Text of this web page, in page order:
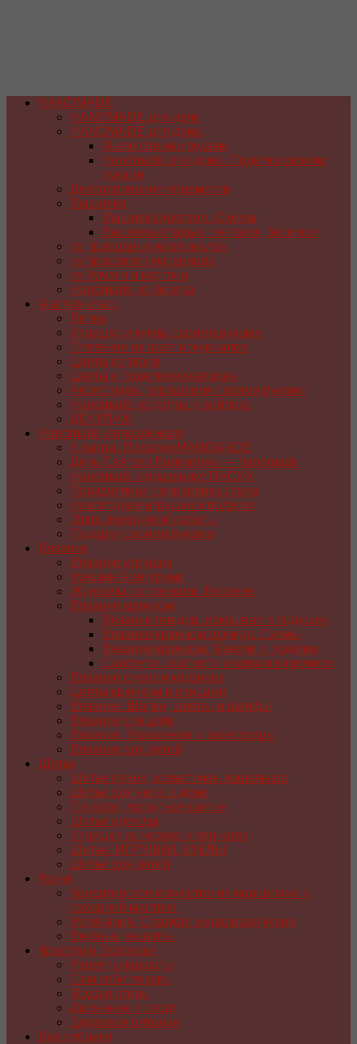
HANDMADE
HANDMADE для дачи
HANDMADE для дома
Мыло своими руками
Handmade для дома. Поделки своими
руками
Декорирование предметов
Вышивка
Вышивка крестом. Схемы
Вышивка гладью, лентами, бисером
из природных материалов
из бросового материала
из бумаги и картона
Handmade из бисера
Мастер-класс
Лепка
Игрушки и куклы своими руками
Плетение из газет и журналов
Цветы из ткани
Цветы и поделки из капрона
Аксессуары, украшения своими руками
Handmade из фетра и войлока
ДЕКУПАЖ
Handmade к праздникам
8 марта. Подарки HANDMADE
День Святого Валентина — handmade
Handmade к празднику ПАСХA
Праздничная сервировка стола
Новогодние игрушки и поделки
Открытки ручной работы
Подарки своими руками
Вязание
Вязание игрушек
Куколки Амигуруми
Журналы со схемами. Вязание
Вязание крючком
Вязание пледов, покрывал и подушек
Вязаная крючком одежда. Схемы
Вязание крючком. Мелочи и поделки
Салфетки, скатерти и коврики крючком
Вязание сумок и корзинок
Цветы крючком и спицами
Вязание. Шапки, шляпы и шарфы
Вязание спицами
Вязание. Украшения и аксессуары
Вязание для детей
Шитье
Шитье сумок, косметичек, кошельков
Шитье для уюта в доме
Пэчворк, лоскутное шитье
Шитье одежды
Игрушки из носков и перчаток
Шитье. ИГРУШКИ, КУКЛЫ
Шитье для детей
Кухня
Кондитерское искусство из марципана и
сахарной мастики
Кулинария. Сладкая и красивая кухня
Вкусные рецепты
Красота и Здоровье
Рецепты красоты
Сам себе лекарь
Мода и стиль
Движение и спорт
Здоровое питание
Все рубрики